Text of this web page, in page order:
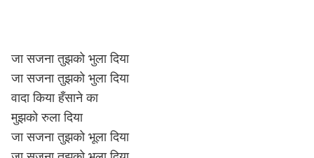
जा सजना तुझको भुला दिया
जा सजना तुझको भुला दिया
वादा किया हँसाने का
मुझको रुला दिया
जा सजना तुझको भूला दिया